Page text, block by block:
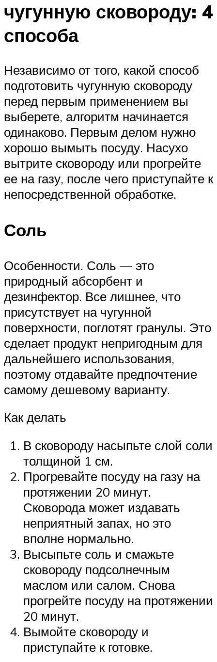
чугунную сковороду: 4
способа
Независимо от того, какой способ
подготовить чугунную сковороду
перед первым применением вы
выберете, алгоритм начинается
одинаково. Первым делом нужно
хорошо вымыть посуду. Насухо
вытрите сковороду или прогрейте
ее на газу, после чего приступайте к
непосредственной обработке.
Соль
Особенности. Соль — это
природный абсорбент и
дезинфектор. Все лишнее, что
присутствует на чугунной
поверхности, поглотят гранулы. Это
сделает продукт непригодным для
дальнейшего использования,
поэтому отдавайте предпочтение
самому дешевому варианту.
Как делать
В сковороду насыпьте слой соли
толщиной 1 см.
Прогревайте посуду на газу на
протяжении 20 минут.
Сковорода может издавать
неприятный запах, но это
вполне нормально.
Высыпьте соль и смажьте
сковороду подсолнечным
маслом или салом. Снова
прогрейте посуду на протяжении
20 минут.
Вымойте сковороду и
приступайте к готовке.